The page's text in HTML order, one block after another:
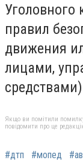
правил
движения
лицами,
Якщо ви помітили
повідомити про це
#дтп #мопед